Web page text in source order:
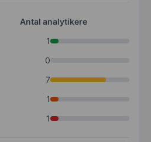
Antal analytikere
1
0
7
1
1